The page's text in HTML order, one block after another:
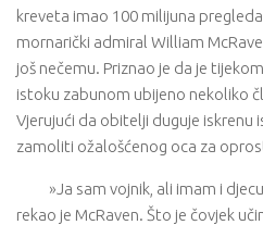
kreveta imao 100 milijuna
mornarički admiral William
još nečemu. Priznao je da je
istoku zabunom ubijeno nekoliko
Vjerujući da obitelji duguje iskrenu
zamoliti ožalošćenog oca za
»Ja sam vojnik, ali imam i
rekao je McRaven. Što je čovjek